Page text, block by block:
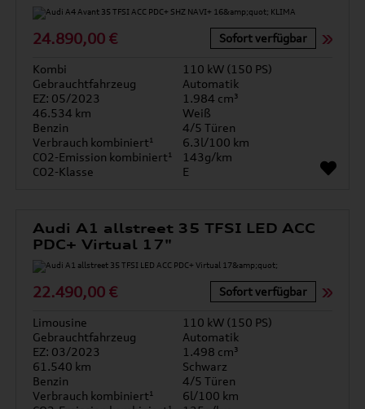
24.890,00 € Sofort verfügbar
Kombi
110 kW (150 PS)
Gebrauchtfahrzeug
Automatik
EZ: 05/2023
1.984 cm³
46.534 km
Weiß
Benzin
4/5 Türen
Verbrauch kombiniert¹
6.3l/100 km
CO2-Emission kombiniert¹
143g/km
CO2-Klasse
E
Audi A1 allstreet 35 TFSI LED ACC
PDC+ Virtual 17"
22.490,00 € Sofort verfügbar
Limousine
110 kW (150 PS)
Gebrauchtfahrzeug
Automatik
EZ: 03/2023
1.498 cm³
61.540 km
Schwarz
Benzin
4/5 Türen
Verbrauch kombiniert¹
6l/100 km